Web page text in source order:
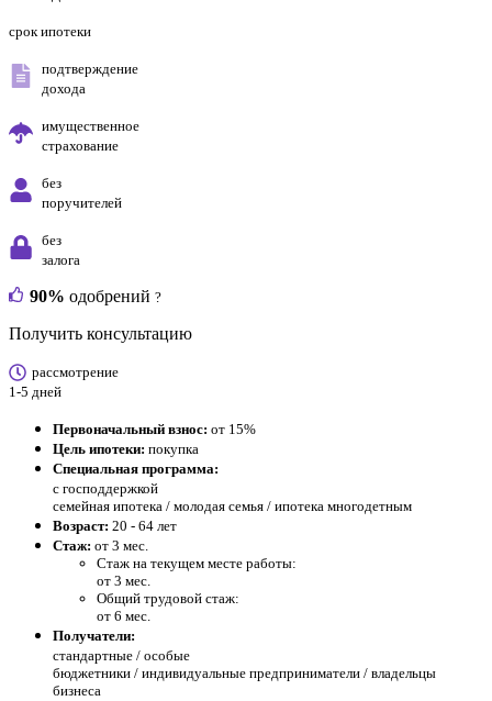
срок ипотеки
подтверждение
дохода
имущественное
страхование
без
поручителей
без
залога
90% одобрений ?
Получить консультацию
рассмотрение
1-5 дней
Первоначальный взнос: от 15%
Цель ипотеки: покупка
Специальная программа:
с господдержкой
семейная ипотека / молодая семья / ипотека многодетным
Возраст: 20 - 64 лет
Стаж: от 3 мес.
Стаж на текущем месте работы:
от 3 мес.
Общий трудовой стаж:
от 6 мес.
Получатели:
стандартные / особые
бюджетники / индивидуальные предприниматели / владельцы
бизнеса